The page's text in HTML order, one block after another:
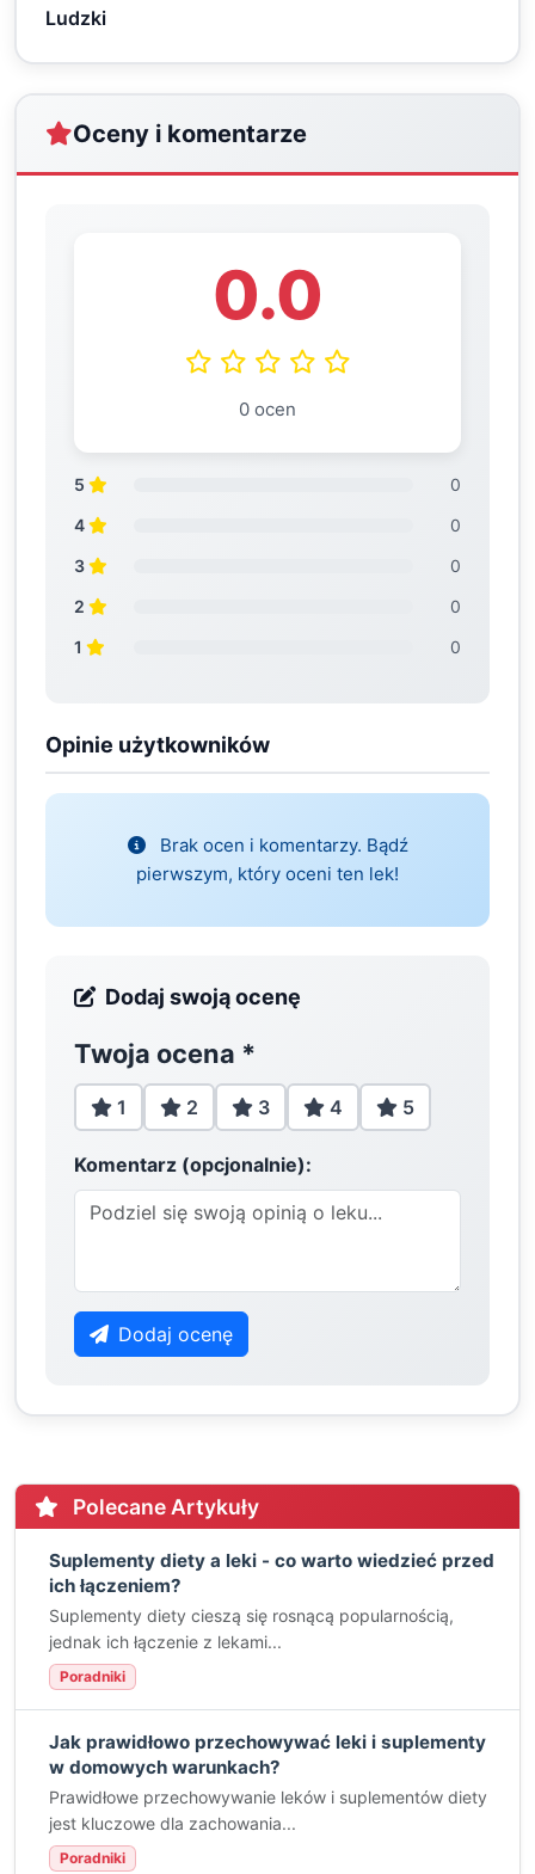
Ludzki
Oceny i komentarze
0.0
0 ocen
5
0
4
0
3
0
2
0
1
0
Opinie użytkowników
Brak ocen i komentarzy. Bądź
pierwszym, który oceni ten lek!
Dodaj swoją ocenę
Twoja ocena *
1 2 3 4 5
Komentarz (opcjonalnie):
Dodaj ocenę
Polecane Artykuły
Suplementy diety a leki - co warto wiedzieć przed
ich łączeniem?
Suplementy diety cieszą się rosnącą popularnością,
jednak ich łączenie z lekami...
Poradniki
Jak prawidłowo przechowywać leki i suplementy
w domowych warunkach?
Prawidłowe przechowywanie leków i suplementów diety
jest kluczowe dla zachowania...
Poradniki